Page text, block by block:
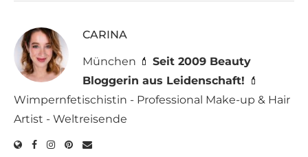
CARINA
München 💄 Seit 2009 Beauty
Bloggerin aus Leidenschaft! 💄
Wimpernfetischistin - Professional Make-up & Hair
Artist - Weltreisende